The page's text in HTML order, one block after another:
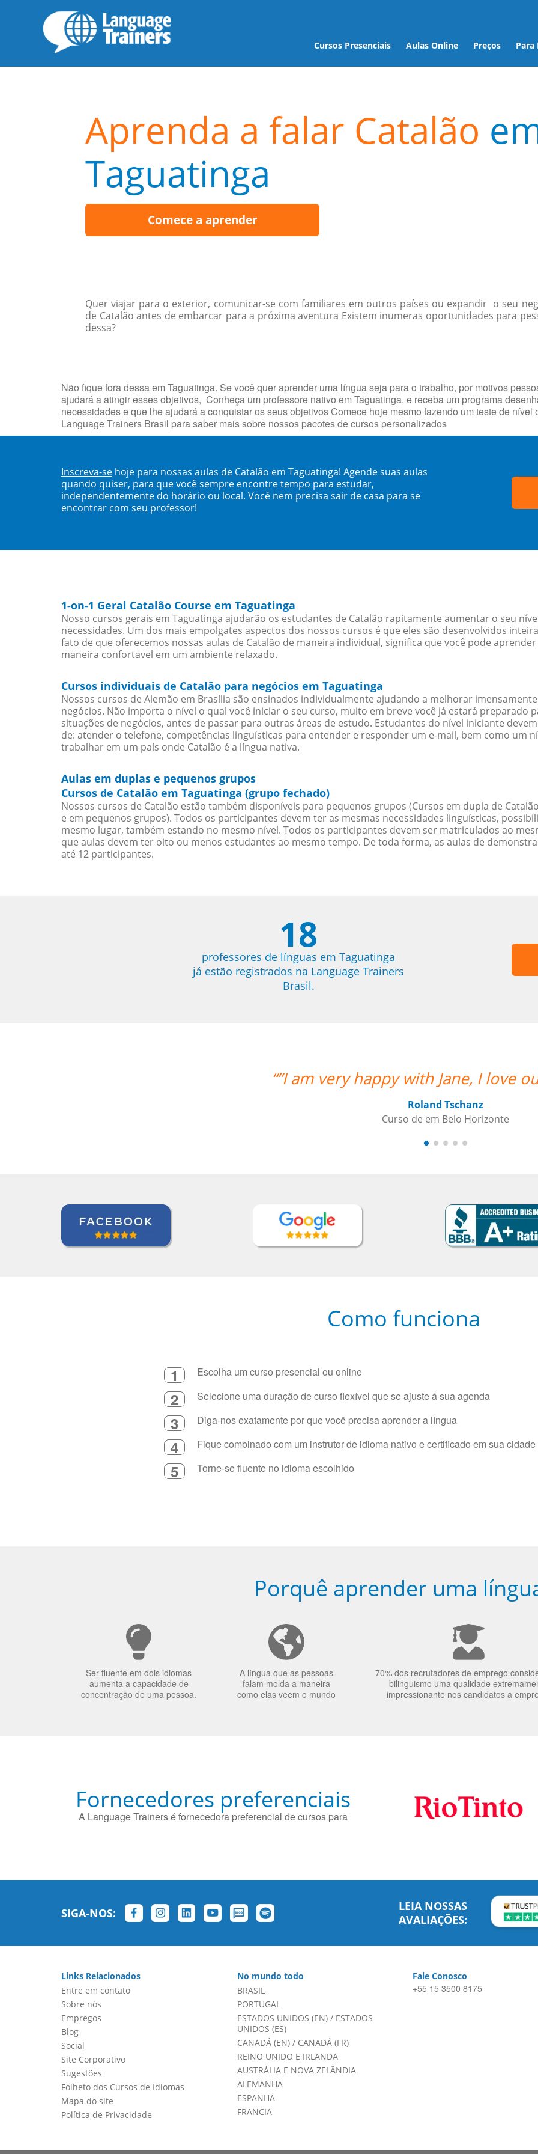
Cursos Presenciais Aulas Online Preços Para
Aprenda a falar Catalão
Taguatinga
Comece a aprender
Quer viajar para o exterior, comunicar-se com familiares em outros países ou expandir o seu
de Catalão antes de embarcar para a próxima aventura Existem inumeras oportunidades para
dessa?
Não fique fora dessa em Taguatinga. Se você quer aprender uma língua seja para o trabalho, por motivos
ajudará a atingir esses objetivos, Conheça um professore nativo em Taguatinga, e receba um programa
necessidades e que lhe ajudará a conquistar os seus objetivos Comece hoje mesmo fazendo um teste de
Language Trainers Brasil para saber mais sobre nossos pacotes de cursos personalizados
Inscreva-se hoje para nossas aulas de Catalão em Taguatinga! Agende suas aulas
quando quiser, para que você sempre encontre tempo para estudar,
independentemente do horário ou local. Você nem precisa sair de casa para se
encontrar com seu professor!
1-on-1 Geral Catalão Course em Taguatinga
Nosso cursos gerais em Taguatinga ajudarão os estudantes de Catalão rapitamente aumentar o seu
necessidades. Um dos mais empolgates aspectos dos nossos cursos é que eles são desenvolvidos
fato de que oferecemos nossas aulas de Catalão de maneira individual, significa que você pode
maneira confortavel em um ambiente relaxado.
Cursos individuais de Catalão para negócios em Taguatinga
Nossos cursos de Alemão em Brasília são ensinados individualmente ajudando a melhorar
negócios. Não importa o nível o qual você iniciar o seu curso, muito em breve você já estará preparado
situações de negócios, antes de passar para outras áreas de estudo. Estudantes do nível iniciante
de: atender o telefone, competências linguísticas para entender e responder um e-mail, bem como um
trabalhar em um país onde Catalão é a língua nativa.
Aulas em duplas e pequenos grupos
Cursos de Catalão em Taguatinga (grupo fechado)
Nossos cursos de Catalão estão também disponíveis para pequenos grupos (Cursos em dupla de
e em pequenos grupos). Todos os participantes devem ter as mesmas necessidades linguísticas,
mesmo lugar, também estando no mesmo nível. Todos os participantes devem ser matriculados ao
que aulas devem ter oito ou menos estudantes ao mesmo tempo. De toda forma, as aulas de
até 12 participantes.
18
professores de línguas em Taguatinga
já estão registrados na Language Trainers
Brasil.
Como funciona
1 Escolha um curso presencial ou online
2 Selecione uma duração de curso flexível que se ajuste à sua agenda
3 Diga-nos exatamente por que você precisa aprender a língua
4 Fique combinado com um instrutor de idioma nativo e certificado em sua
5 Torne-se fluente no idioma escolhido
Porquê aprender uma
Ser fluente em dois idiomas
aumenta a capacidade de
concentração de uma pessoa.
A língua que as pessoas
falam molda a maneira
como elas veem o mundo
70% dos recrutadores de emprego
bilinguismo uma qualidade
impressionante nos candidatos a
Fornecedores preferenciais
A Language Trainers é fornecedora preferencial de cursos para
SIGA-NOS:
LEIA NOSSAS
AVALIAÇÕES:
Links Relacionados
Entre em contato
Sobre nós
Empregos
Blog
Social
Site Corporativo
Sugestões
Folheto dos Cursos de Idiomas
Mapa do site
Política de Privacidade
No mundo todo
BRASIL
PORTUGAL
ESTADOS UNIDOS (EN)/ ESTADOS
UNIDOS (ES)
CANADÁ (EN)/ CANADÁ (FR)
REINO UNIDO E IRLANDA
AUSTRÁLIA E NOVA ZELÂNDIA
ALEMANHA
ESPANHA
FRANCIA
Fale Conosco
+55 15 3500 8175